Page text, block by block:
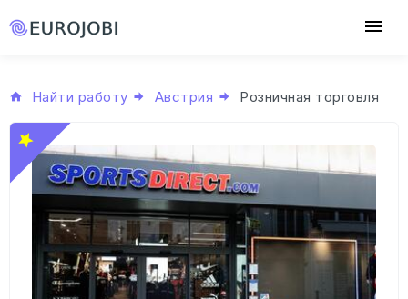
Найти работу Австрия Розничная торговля